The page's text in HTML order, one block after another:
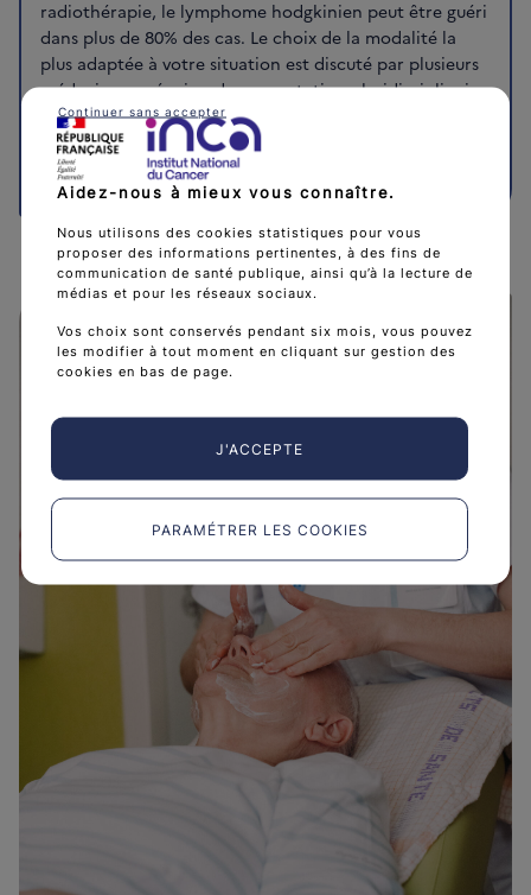
radiothérapie, le lymphome hodgkinien peut être guéri
dans plus de 80% des cas. Le choix de la modalité la
plus adaptée à votre situation est discuté par plusieurs
médecins en réunion de concertation pluridisciplinaire.
Les traitements du lymphome hodgkinien
Aidez-nous à mieux vous connaître.
Nous utilisons des cookies statistiques pour vous
proposer des informations pertinentes, à des fins de
communication de santé publique, ainsi qu’à la lecture de
médias et pour les réseaux sociaux.
Vos choix sont conservés pendant six mois, vous pouvez
les modifier à tout moment en cliquant sur gestion des
cookies en bas de page.
J'ACCEPTE
PARAMÉTRER LES COOKIES
Continuer sans accepter